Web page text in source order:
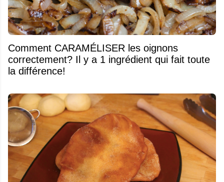
Comment CARAMÉLISER les oignons
correctement? Il y a 1 ingrédient qui fait toute
la différence!